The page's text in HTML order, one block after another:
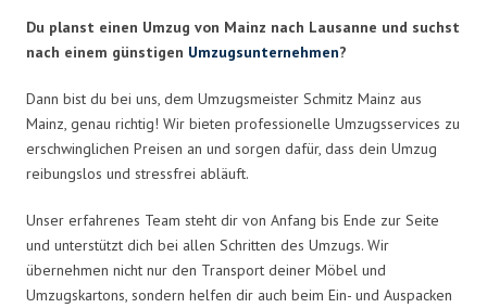
Du planst einen Umzug von Mainz nach Lausanne und suchst
nach einem günstigen Umzugsunternehmen?
Dann bist du bei uns, dem Umzugsmeister Schmitz Mainz aus
Mainz, genau richtig! Wir bieten professionelle Umzugsservices zu
erschwinglichen Preisen an und sorgen dafür, dass dein Umzug
reibungslos und stressfrei abläuft.
Unser erfahrenes Team steht dir von Anfang bis Ende zur Seite
und unterstützt dich bei allen Schritten des Umzugs. Wir
übernehmen nicht nur den Transport deiner Möbel und
Umzugskartons, sondern helfen dir auch beim Ein- und Auspacken